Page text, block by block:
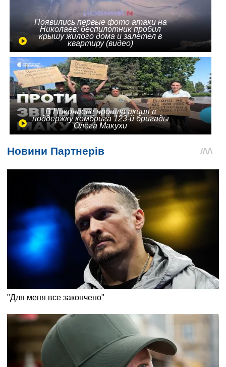
Появились первые фото атаки на
Николаев: беспилотник пробил
крышу жилого дома и залетел в
квартиру (видео)
В Николаеве прошла акция в
поддержку комбрига 123-й бригады
Олега Макухи